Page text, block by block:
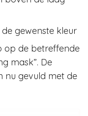
gewenste kleur
op de betreffende
mask”. De
nu gevuld met de